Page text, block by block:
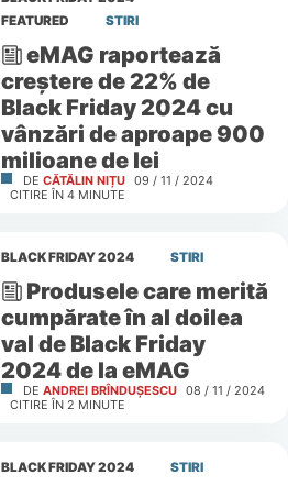
FEATURED
STIRI
eMAG raportează
creștere de 22% de
Black Friday 2024 cu
vânzări de aproape 900
milioane de lei
DE CĂTĂLIN NIȚU 09 / 11 / 2024
CITIRE ÎN 4 MINUTE
BLACK FRIDAY 2024 STIRI
Produsele care merită
cumpărate în al doilea
val de Black Friday
2024 de la eMAG
DE ANDREI BRÎNDUȘESCU 08 / 11 / 2024
CITIRE ÎN 2 MINUTE
BLACK FRIDAY 2024 STIRI